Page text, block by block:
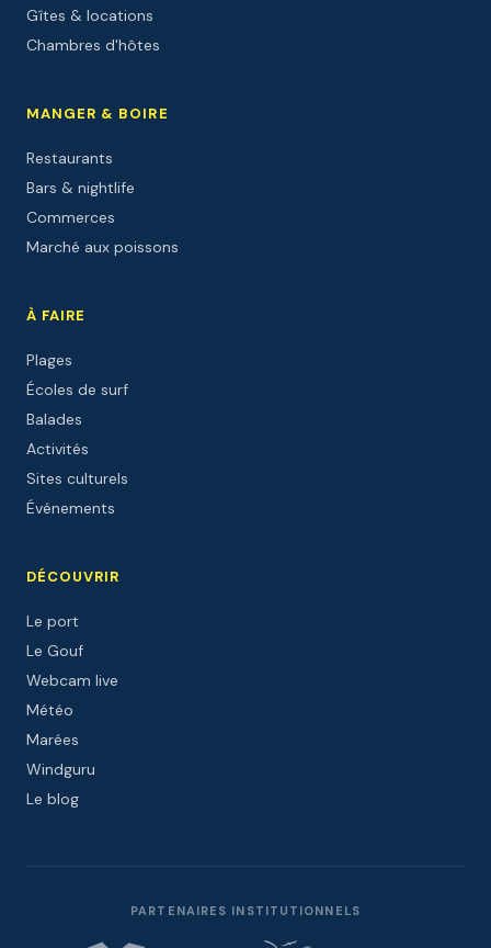
Gîtes & locations
Chambres d'hôtes
MANGER & BOIRE
Restaurants
Bars & nightlife
Commerces
Marché aux poissons
À FAIRE
Plages
Écoles de surf
Balades
Activités
Sites culturels
Événements
DÉCOUVRIR
Le port
Le Gouf
Webcam live
Météo
Marées
Windguru
Le blog
PARTENAIRES INSTITUTIONNELS